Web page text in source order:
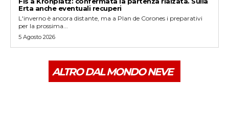
Erta anche eventuali recuperi
L'inverno è ancora distante, ma a Plan de Corones i preparativi
per la prossima...
5 Agosto 2026
ALTRO DAL MONDO NEVE